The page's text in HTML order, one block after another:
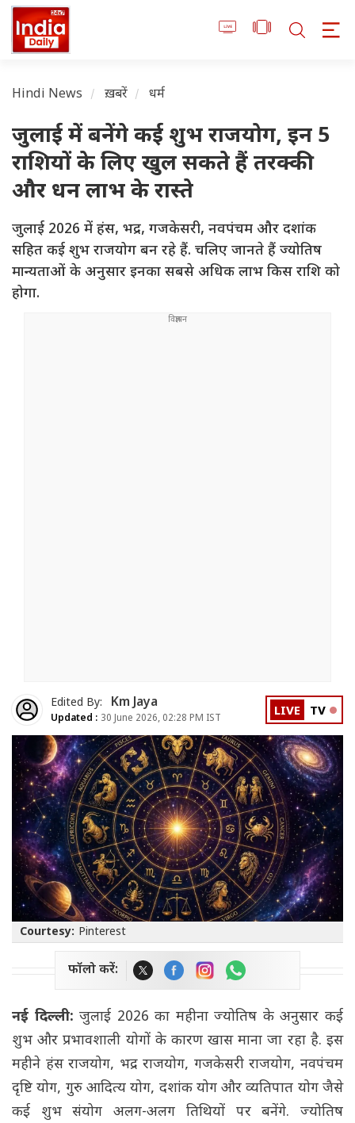
Hindi News ख़बरें धर्म
जुलाई में बनेंगे कई शुभ राजयोग, इन 5
राशियों के लिए खुल सकते हैं तरक्की
और धन लाभ के रास्ते
जुलाई 2026 में हंस, भद्र, गजकेसरी, नवपंचम और दशांक
सहित कई शुभ राजयोग बन रहे हैं. चलिए जानते हैं ज्योतिष
मान्यताओं के अनुसार इनका सबसे अधिक लाभ किस राशि को
होगा.
Edited By: Km Jaya
Updated : 30 June 2026, 02:28 PM IST LIVE TV
Courtesy: Pinterest
फॉलो करें:
नई दिल्ली: जुलाई 2026 का महीना ज्योतिष के अनुसार कई
शुभ और प्रभावशाली योगों के कारण खास माना जा रहा है. इस
महीने हंस राजयोग, भद्र राजयोग, गजकेसरी राजयोग, नवपंचम
दृष्टि योग, गुरु आदित्य योग, दशांक योग और व्यतिपात योग जैसे
कई शुभ संयोग अलग-अलग तिथियों पर बनेंगे. ज्योतिष